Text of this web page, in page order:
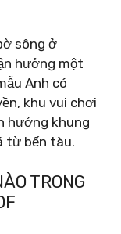
sông ở
hưởng một
Anh có
khu vui chơi
hưởng khung
từ bến tàu.
TRONG